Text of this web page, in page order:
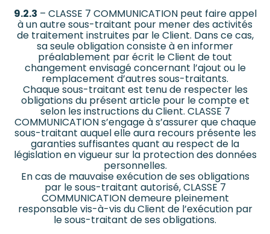
9.2.3 – CLASSE 7 COMMUNICATION peut faire appel
à un autre sous-traitant pour mener des activités
de traitement instruites par le Client. Dans ce cas,
sa seule obligation consiste à en informer
préalablement par écrit le Client de tout
changement envisagé concernant l’ajout ou le
remplacement d’autres sous-traitants.
Chaque sous-traitant est tenu de respecter les
obligations du présent article pour le compte et
selon les instructions du Client. CLASSE 7
COMMUNICATION s’engage à s’assurer que chaque
sous-traitant auquel elle aura recours présente les
garanties suffisantes quant au respect de la
législation en vigueur sur la protection des données
personnelles.
En cas de mauvaise exécution de ses obligations
par le sous-traitant autorisé, CLASSE 7
COMMUNICATION demeure pleinement
responsable vis-à-vis du Client de l’exécution par
le sous-traitant de ses obligations.